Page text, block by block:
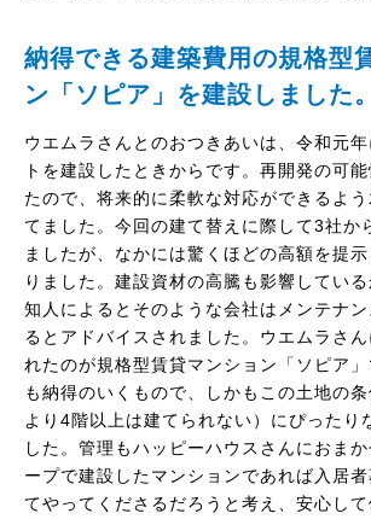
納得できる建築費用の規格型
ン「ソピア」を建設しました。
ウエムラさんとのおつきあいは、令和元
トを建設したときからです。再開発の可
たので、将来的に柔軟な対応ができるよ
てました。今回の建て替えに際して3社か
ましたが、なかには驚くほどの高額を提
りました。建設資材の高騰も影響している
知人によるとそのような会社はメンテナ
るとアドバイスされました。ウエムラさ
れたのが規格型賃貸マンション「ソピア
も納得のいくもので、しかもこの土地の
より4階以上は建てられない）にぴったり
した。管理もハッピーハウスさんにおま
ープで建設したマンションであれば入居
てやってくださるだろうと考え、安心し